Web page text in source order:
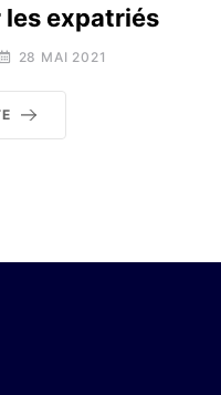
expatriés
28 MAI 2021